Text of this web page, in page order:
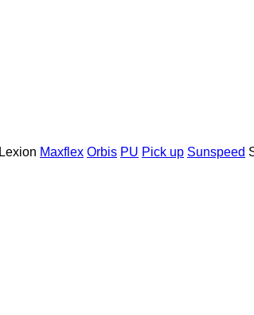
Lexion Maxflex Orbis PU Pick up Sunspeed